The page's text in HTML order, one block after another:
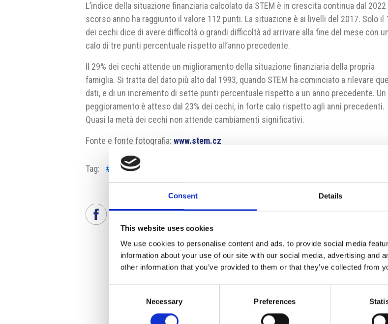
Consent Details
This website uses cookies
We use cookies to personalise content and ads, to provide social media
information about your use of our site with our social media, advertising and
other information that you’ve provided to them or that they’ve collected from
Necessary Preferences
L’indice della situazione finanziaria calcolato da STEM è in crescita continua dal 2022
scorso anno ha raggiunto il valore 112 punti. La situazione è ai livelli del 2017. Solo il
dei cechi dice di avere difficoltà o grandi difficoltà ad arrivare alla fine del mese con
calo di tre punti percentuale rispetto all’anno precedente.
Il 29% dei cechi attende un miglioramento della situazione finanziaria della propria
famiglia. Si tratta del dato più alto dal 1993, quando STEM ha cominciato a rilevare
dati, e di un incremento di sette punti percentuale rispetto a un anno precedente. Un
peggioramento è atteso dal 23% dei cechi, in forte calo rispetto agli anni precedenti.
Quasi la metà dei cechi non attende cambiamenti significativi.
Fonte e fonte fotografia:www.stem.cz
Tag: #economia ceca